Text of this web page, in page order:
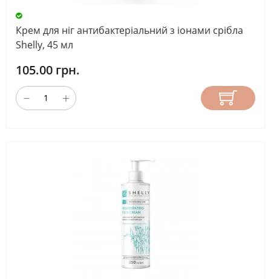
Крем для ніг антибактеріальний з іонами срібла
Shelly, 45 мл
105.00 грн.